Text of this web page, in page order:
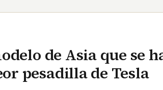
de Asia que se
pesadilla de Tesla